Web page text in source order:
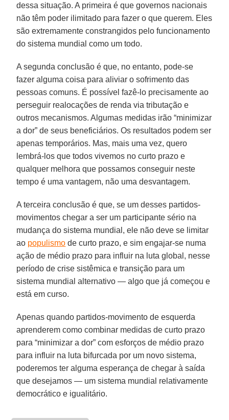
dessa situação. A primeira é que governos nacionais
não têm poder ilimitado para fazer o que querem. Eles
são extremamente constrangidos pelo funcionamento
do sistema mundial como um todo.
A segunda conclusão é que, no entanto, pode-se
fazer alguma coisa para aliviar o sofrimento das
pessoas comuns. É possível fazê-lo precisamente ao
perseguir realocações de renda via tributação e
outros mecanismos. Algumas medidas irão “minimizar
a dor” de seus beneficiários. Os resultados podem ser
apenas temporários. Mas, mais uma vez, quero
lembrá-los que todos vivemos no curto prazo e
qualquer melhora que possamos conseguir neste
tempo é uma vantagem, não uma desvantagem.
A terceira conclusão é que, se um desses partidos-
movimentos chegar a ser um participante sério na
mudança do sistema mundial, ele não deve se limitar
ao populismo de curto prazo, e sim engajar-se numa
ação de médio prazo para influir na luta global, nesse
período de crise sistêmica e transição para um
sistema mundial alternativo — algo que já começou e
está em curso.
Apenas quando partidos-movimento de esquerda
aprenderem como combinar medidas de curto prazo
para “minimizar a dor” com esforços de médio prazo
para influir na luta bifurcada por um novo sistema,
poderemos ter alguma esperança de chegar à saída
que desejamos — um sistema mundial relativamente
democrático e igualitário.